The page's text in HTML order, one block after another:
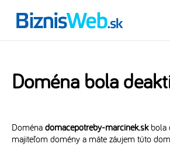
Doména bola
Doména domacepotreby-marcinek.skbola
majiteľom domény a máte záujem túto